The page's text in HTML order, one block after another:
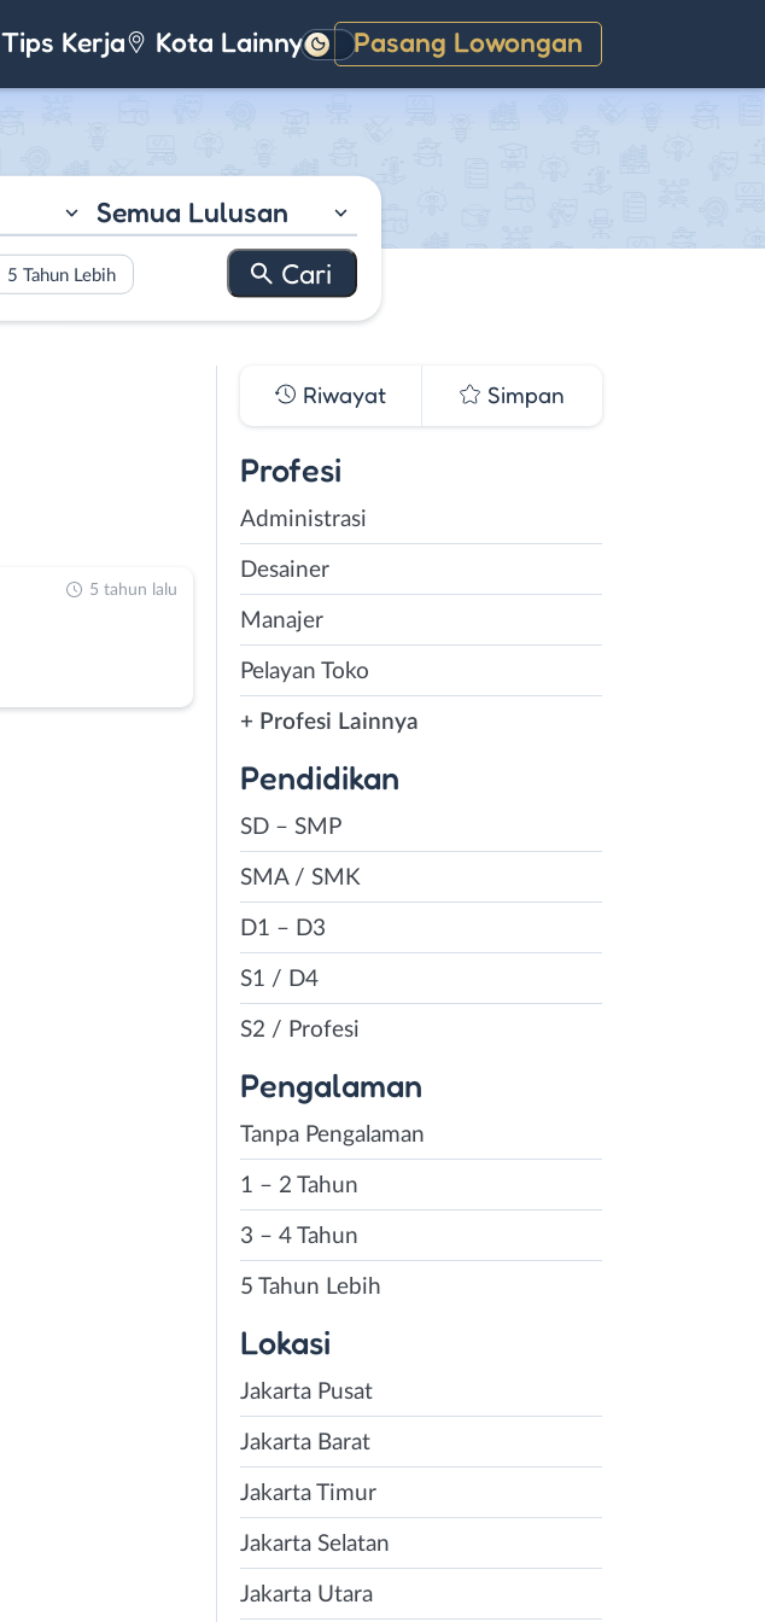
Tips Kerja Kota Lainnya Pasang Lowongan
Gelap
Semua Lulusan
5 Tahun Lebih
5 tahun lalu
Riwayat Simpan
Profesi
Administrasi
Desainer
Manajer
Pelayan Toko
+ Profesi Lainnya
Pendidikan
SD – SMP
SMA / SMK
D1 – D3
S1 / D4
S2 / Profesi
Pengalaman
Tanpa Pengalaman
1 – 2 Tahun
3 – 4 Tahun
5 Tahun Lebih
Lokasi
Jakarta Pusat
Jakarta Barat
Jakarta Timur
Jakarta Selatan
Jakarta Utara